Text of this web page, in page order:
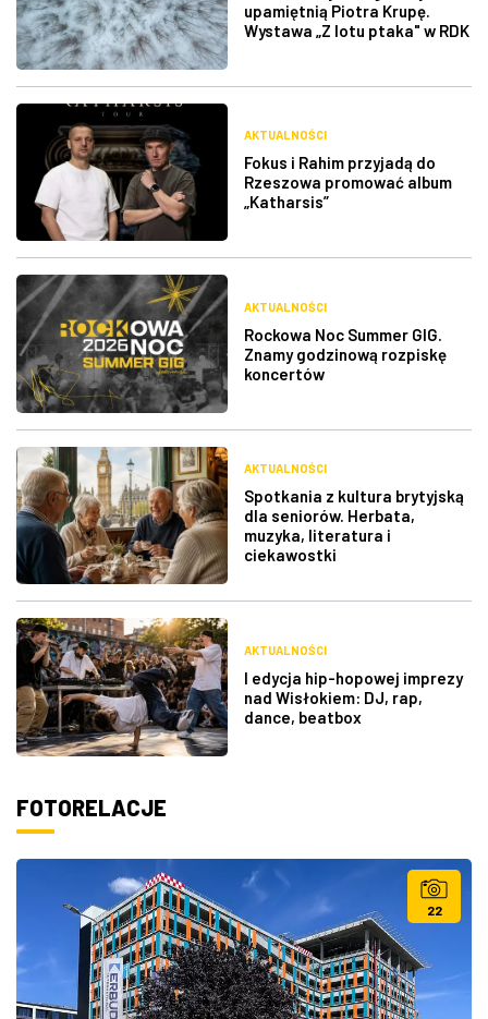
upamiętnią Piotra Krupę.
Wystawa „Z lotu ptaka" w RDK
AKTUALNOŚCI
Fokus i Rahim przyjadą do
Rzeszowa promować album
„Katharsis”
AKTUALNOŚCI
Rockowa Noc Summer GIG.
Znamy godzinową rozpiskę
koncertów
AKTUALNOŚCI
Spotkania z kultura brytyjską
dla seniorów. Herbata,
muzyka, literatura i
ciekawostki
AKTUALNOŚCI
I edycja hip-hopowej imprezy
nad Wisłokiem: DJ, rap,
dance, beatbox
FOTORELACJE
22